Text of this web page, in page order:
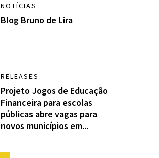
NOTÍCIAS
Blog Bruno de Lira
RELEASES
Projeto Jogos de Educação
Financeira para escolas
públicas abre vagas para
novos municípios em...